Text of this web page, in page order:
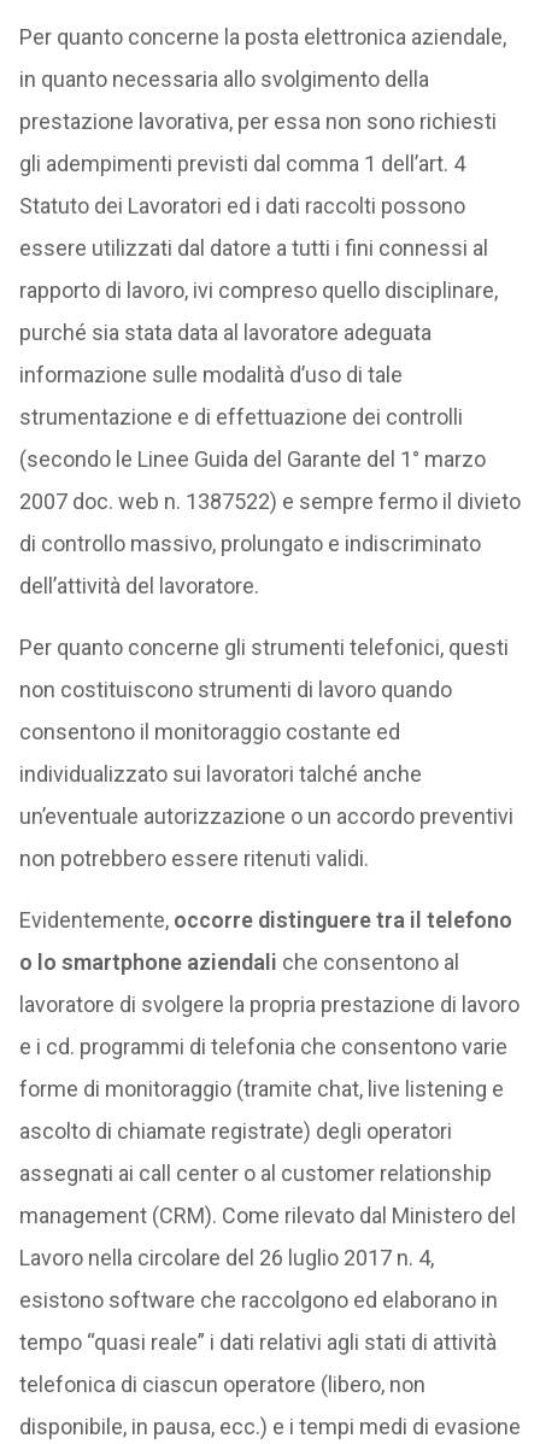
Per quanto concerne la posta elettronica aziendale,
in quanto necessaria allo svolgimento della
prestazione lavorativa, per essa non sono richiesti
gli adempimenti previsti dal comma 1 dell’art. 4
Statuto dei Lavoratori ed i dati raccolti possono
essere utilizzati dal datore a tutti i fini connessi al
rapporto di lavoro, ivi compreso quello disciplinare,
purché sia stata data al lavoratore adeguata
informazione sulle modalità d’uso di tale
strumentazione e di effettuazione dei controlli
(secondo le Linee Guida del Garante del 1° marzo
2007 doc. web n. 1387522) e sempre fermo il divieto
di controllo massivo, prolungato e indiscriminato
dell’attività del lavoratore.
Per quanto concerne gli strumenti telefonici, questi
non costituiscono strumenti di lavoro quando
consentono il monitoraggio costante ed
individualizzato sui lavoratori talché anche
un’eventuale autorizzazione o un accordo preventivi
non potrebbero essere ritenuti validi.
Evidentemente, occorre distinguere tra il telefono
o lo smartphone aziendali che consentono al
lavoratore di svolgere la propria prestazione di lavoro
e i cd. programmi di telefonia che consentono varie
forme di monitoraggio (tramite chat, live listening e
ascolto di chiamate registrate) degli operatori
assegnati ai call center o al customer relationship
management (CRM). Come rilevato dal Ministero del
Lavoro nella circolare del 26 luglio 2017 n. 4,
esistono software che raccolgono ed elaborano in
tempo “quasi reale” i dati relativi agli stati di attività
telefonica di ciascun operatore (libero, non
disponibile, in pausa, ecc.) e i tempi medi di evasione